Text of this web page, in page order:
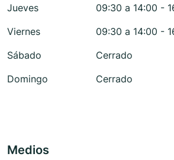
Jueves
09:30 a 14:00 -
Viernes
09:30 a 14:00 -
Sábado
Cerrado
Domingo
Cerrado
Medios